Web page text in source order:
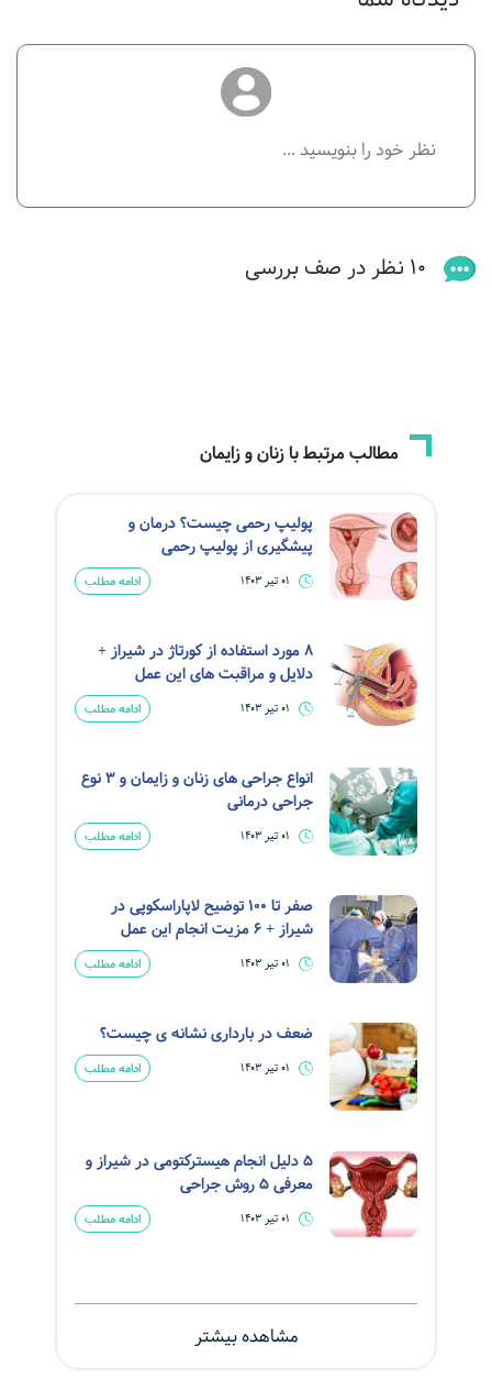
10 نظر در صف بررسی
مطالب مرتبط با زنان و زایمان
پولیپ رحمی چیست؟ درمان و
پیشگیری از پولیپ رحمی
01 تیر 1403 ادامه مطلب
8 مورد استفاده از کورتاژ در شیراز +
دلایل و مراقبت های این عمل
01 تیر 1403 ادامه مطلب
انواع جراحی های زنان و زایمان و 3 نوع
جراحی درمانی
01 تیر 1403 ادامه مطلب
صفر تا 100 توضیح لاپاراسکوپی در
شیراز + 6 مزیت انجام این عمل
01 تیر 1403 ادامه مطلب
ضعف در بارداری نشانه ی چیست؟
01 تیر 1403 ادامه مطلب
5 دلیل انجام هیسترکتومی در شیراز و
معرفی 5 روش جراحی
01 تیر 1403 ادامه مطلب
مشاهده بیشتر